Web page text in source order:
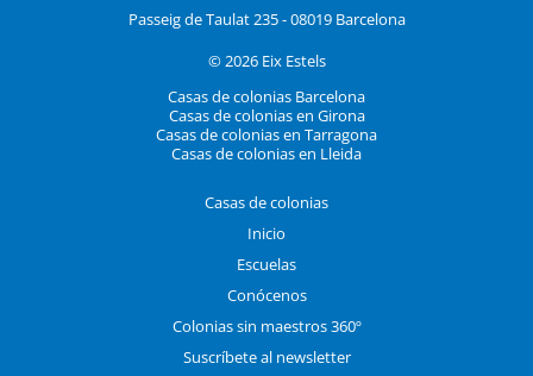
Passeig de Taulat 235 - 08019 Barcelona
© 2026 Eix Estels
Casas de colonias Barcelona
Casas de colonias en Girona
Casas de colonias en Tarragona
Casas de colonias en Lleida
Casas de colonias
Inicio
Escuelas
Conócenos
Colonias sin maestros 360º
Suscríbete al newsletter